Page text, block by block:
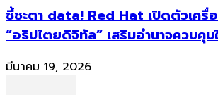
ชี้ชะตา data! Red Hat เปิดตัวเครื่
“อธิปไตยดิจิทัล” เสริมอำนาจควบคุ
มีนาคม 19, 2026